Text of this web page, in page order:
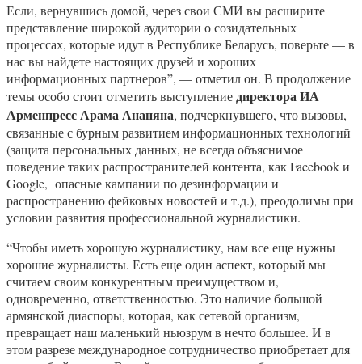
Если, вернувшись домой, через свои СМИ вы расширите
представление широкой аудитории о созидательных
процессах, которые идут в Республике Беларусь, поверьте — в
нас вы найдете настоящих друзей и хороших
информационных партнеров”, — отметил он. В продолжение
темы особо стоит отметить выступлениедиректора ИА
Арменпресс Арама Ананяна, подчеркнувшего, что вызовы,
связанные с бурным развитием информационных технологий
(защита персональных данных, не всегда объяснимое
поведение таких распространителей контента, как Facebook и
Google, опасные кампании по дезинформации и
распространению фейковых новостей и т.д.), преодолимы при
условии развития профессиональной журналистики.
“Чтобы иметь хорошую журналистику, нам все еще нужны
хорошие журналисты. Есть еще один аспект, который мы
считаем своим конкурентным преимуществом и,
одновременно, ответственностью. Это наличие большой
армянской диаспоры, которая, как сетевой организм,
превращает наш маленький ньюзрум в нечто большее. И в
этом разрезе международное сотрудничество приобретает для